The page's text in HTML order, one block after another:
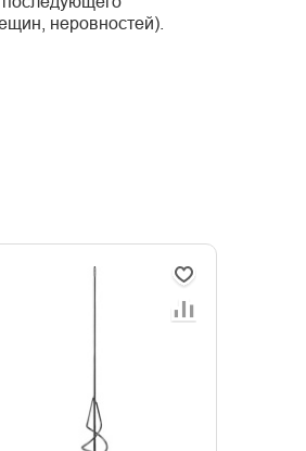
неровностей).